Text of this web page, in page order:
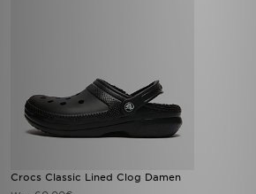
Crocs Classic Lined Clog Damen